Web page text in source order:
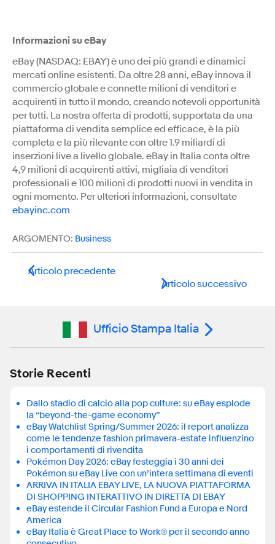
Informazioni su eBay
eBay (NASDAQ: EBAY) è uno dei più grandi e dinamici
mercati online esistenti. Da oltre 28 anni, eBay innova il
commercio globale e connette milioni di venditori e
acquirenti in tutto il mondo, creando notevoli opportunità
per tutti. La nostra offerta di prodotti, supportata da una
piattaforma di vendita semplice ed efficace, è la più
completa e la più rilevante con oltre 1.9 miliardi di
inserzioni live a livello globale. eBay in Italia conta oltre
4,9 milioni di acquirenti attivi, migliaia di venditori
professionali e 100 milioni di prodotti nuovi in vendita in
ogni momento. Per ulteriori informazioni, consultate
ebayinc.com
ARGOMENTO: Business
Articolo precedente
Articolo successivo
Ufficio Stampa Italia
Storie Recenti
Dallo stadio di calcio alla pop culture: su eBay esplode
la “beyond-the-game economy”
eBay Watchlist Spring/Summer 2026: il report analizza
come le tendenze fashion primavera-estate influenzino
i comportamenti di rivendita
Pokémon Day 2026: eBay festeggia i 30 anni dei
Pokémon su eBay Live con un’intera settimana di eventi
ARRIVA IN ITALIA EBAY LIVE, LA NUOVA PIATTAFORMA
DI SHOPPING INTERATTIVO IN DIRETTA DI EBAY
eBay estende il Circular Fashion Fund a Europa e Nord
America
eBay Italia è Great Place to Work® per il secondo anno